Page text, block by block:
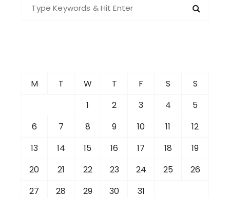
M T W T F S
S
1
2 3 4
5
6
7 8 9 10 11
12
13
14 15 16 17 18
19
20
21 22 23 24 25
26
27
28 29 30 31